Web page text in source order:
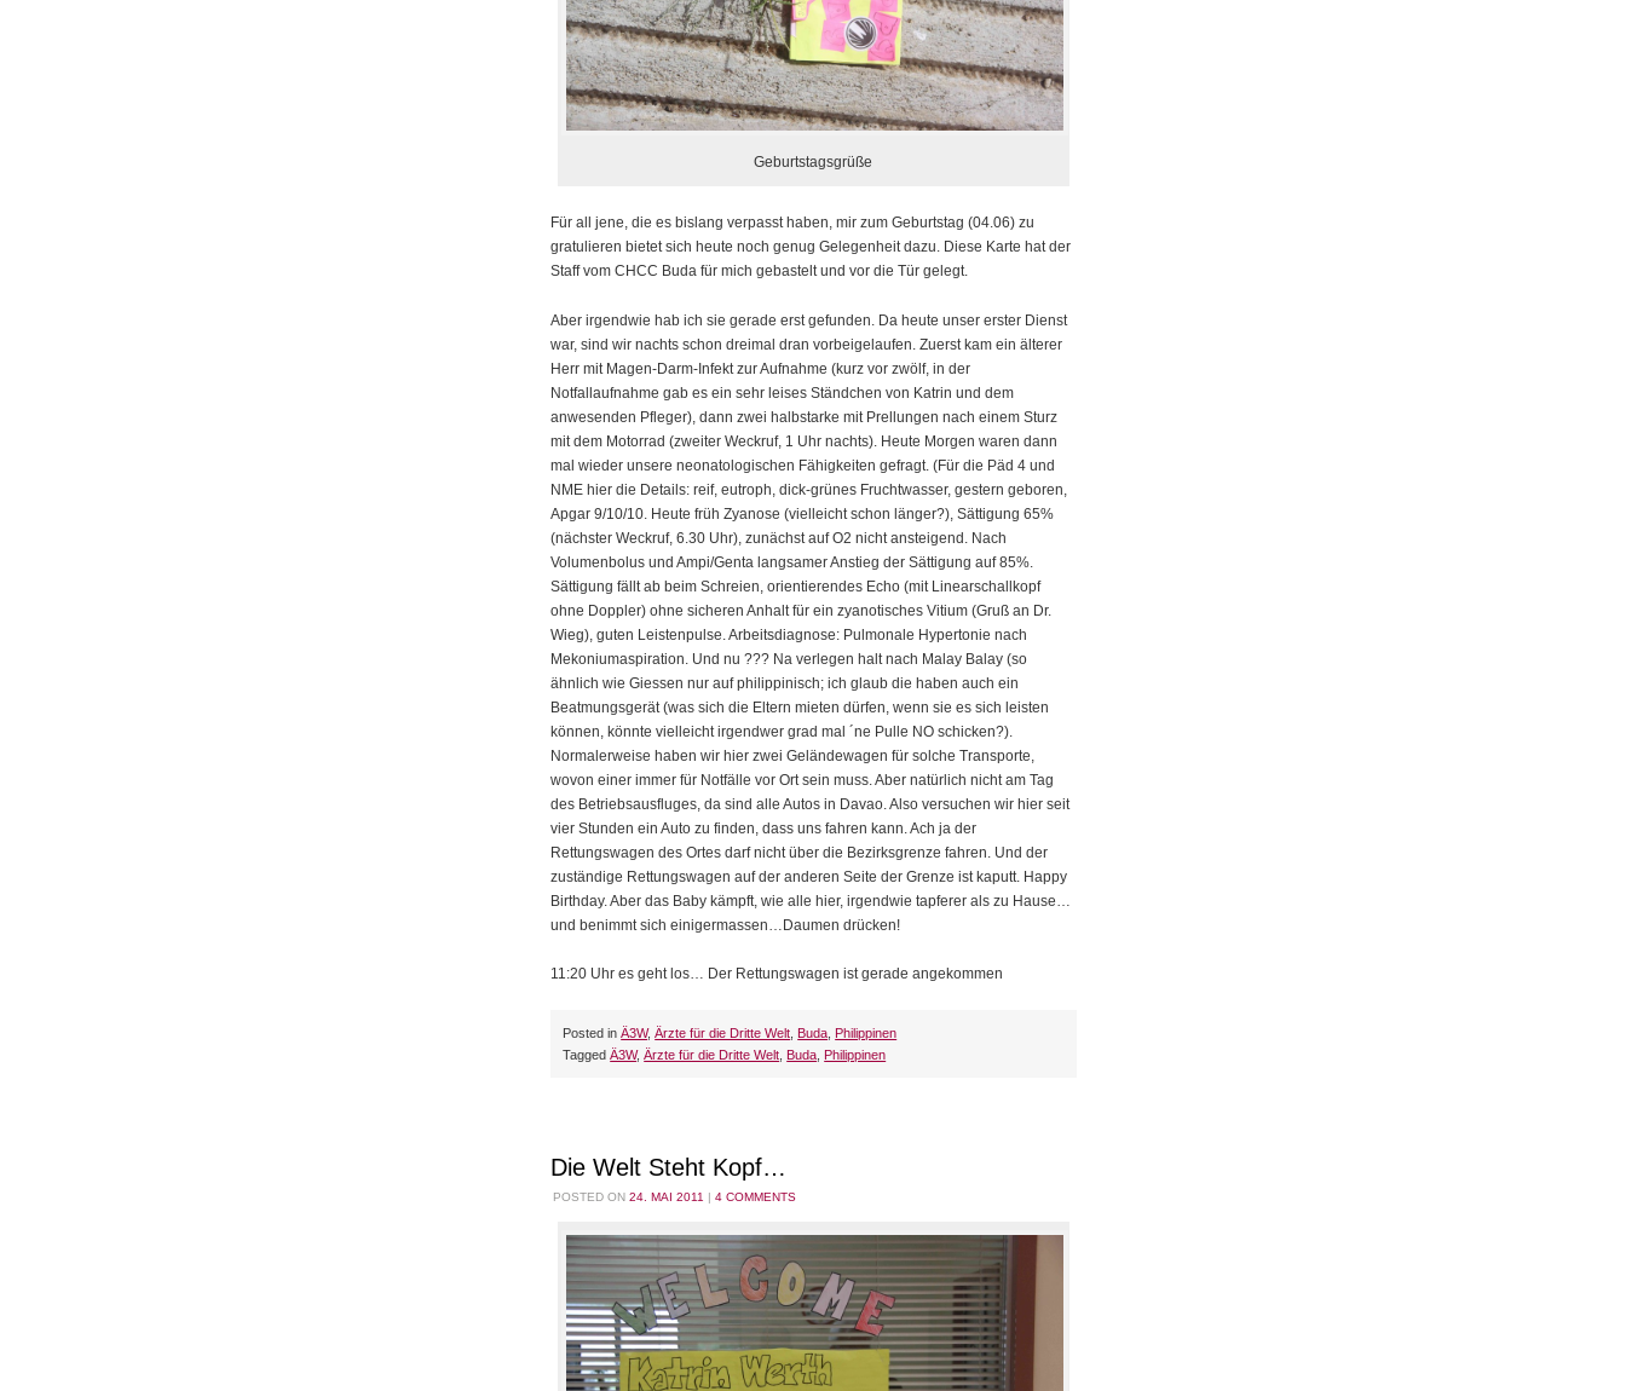
Geburtstagsgrüße
Für all jene, die es bislang verpasst haben, mir zum Geburtstag (04.06) zu
gratulieren bietet sich heute noch genug Gelegenheit dazu. Diese Karte hat der
Staff vom CHCC Buda für mich gebastelt und vor die Tür gelegt.
Aber irgendwie hab ich sie gerade erst gefunden. Da heute unser erster Dienst
war, sind wir nachts schon dreimal dran vorbeigelaufen. Zuerst kam ein älterer
Herr mit Magen-Darm-Infekt zur Aufnahme (kurz vor zwölf, in der
Notfallaufnahme gab es ein sehr leises Ständchen von Katrin und dem
anwesenden Pfleger), dann zwei halbstarke mit Prellungen nach einem Sturz
mit dem Motorrad (zweiter Weckruf, 1 Uhr nachts). Heute Morgen waren dann
mal wieder unsere neonatologischen Fähigkeiten gefragt. (Für die Päd 4 und
NME hier die Details: reif, eutroph, dick-grünes Fruchtwasser, gestern geboren,
Apgar 9/10/10. Heute früh Zyanose (vielleicht schon länger?), Sättigung 65%
(nächster Weckruf, 6.30 Uhr), zunächst auf O2 nicht ansteigend. Nach
Volumenbolus und Ampi/Genta langsamer Anstieg der Sättigung auf 85%.
Sättigung fällt ab beim Schreien, orientierendes Echo (mit Linearschallkopf
ohne Doppler) ohne sicheren Anhalt für ein zyanotisches Vitium (Gruß an Dr.
Wieg), guten Leistenpulse. Arbeitsdiagnose: Pulmonale Hypertonie nach
Mekoniumaspiration. Und nu ??? Na verlegen halt nach Malay Balay (so
ähnlich wie Giessen nur auf philippinisch; ich glaub die haben auch ein
Beatmungsgerät (was sich die Eltern mieten dürfen, wenn sie es sich leisten
können, könnte vielleicht irgendwer grad mal ´ne Pulle NO schicken?).
Normalerweise haben wir hier zwei Geländewagen für solche Transporte,
wovon einer immer für Notfälle vor Ort sein muss. Aber natürlich nicht am Tag
des Betriebsausfluges, da sind alle Autos in Davao. Also versuchen wir hier seit
vier Stunden ein Auto zu finden, dass uns fahren kann. Ach ja der
Rettungswagen des Ortes darf nicht über die Bezirksgrenze fahren. Und der
zuständige Rettungswagen auf der anderen Seite der Grenze ist kaputt. Happy
Birthday. Aber das Baby kämpft, wie alle hier, irgendwie tapferer als zu Hause…
und benimmt sich einigermassen…Daumen drücken!
11:20 Uhr es geht los… Der Rettungswagen ist gerade angekommen
Posted in Ä3W,Ärzte für die Dritte Welt, Buda, Philippinen
Tagged Ä3W,Ärzte für die Dritte Welt, Buda, Philippinen
Die Welt Steht Kopf…
POSTED ON 24. MAI 2011 | 4 COMMENTS